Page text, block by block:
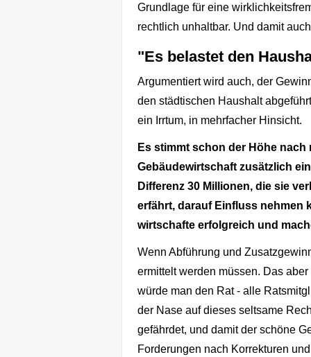
Grundlage für eine
rechtlich unhaltbar. Und damit
"Es belastet den
Argumentiert wird auch, der
den städtischen Haushalt
ein Irrtum, in mehrfacher Hinsicht.
Es stimmt schon der Höhe
Gebäudewirtschaft zusätzlich
Differenz 30 Millionen, die sie
erfährt, darauf Einfluss nehmen
wirtschafte erfolgreich und
Wenn Abführung und
ermittelt werden müssen. Das
würde man den Rat - alle
der Nase auf dieses seltsame
gefährdet, und damit der schöne
Forderungen nach Korrekturen